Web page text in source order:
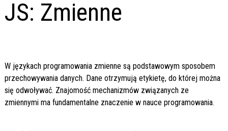
JS: Zmienne
W językach programowania zmienne są podstawowym sposobem
przechowywania danych. Dane otrzymują etykietę, do której można
się odwoływać. Znajomość mechanizmów związanych ze
zmiennymi ma fundamentalne znaczenie w nauce programowania.